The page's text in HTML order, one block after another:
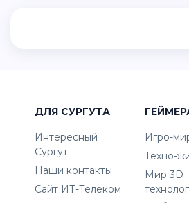
ДЛЯ СУРГУТА
Интересный
Сургут
Наши контакты
Сайт ИТ-Телеком
Игро-
Техно-
Мир 3D